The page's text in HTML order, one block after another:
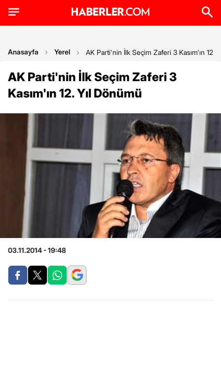
Anasayfa Yerel AK Parti'nin İlk Seçim Zaferi 3 Kasım'ın 12.
AK Parti'nin İlk Seçim Zaferi 3
Kasım'ın 12. Yıl Dönümü
03.11.2014 - 19:48